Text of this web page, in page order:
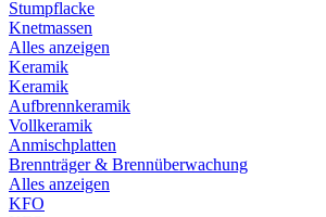
Stumpflacke
Knetmassen
Alles anzeigen
Keramik
Keramik
Aufbrennkeramik
Vollkeramik
Anmischplatten
Brennträger & Brennüberwachung
Alles anzeigen
KFO